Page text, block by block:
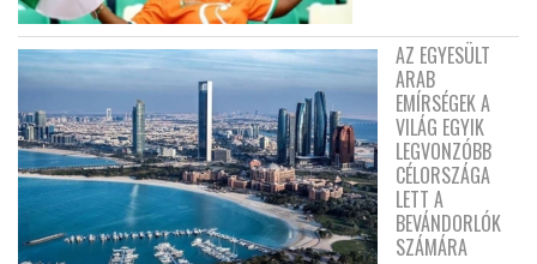
AZ EGYESÜLT
ARAB
EMÍRSÉGEK A
VILÁG EGYIK
LEGVONZÓBB
CÉLORSZÁGA
LETT A
BEVÁNDORLÓK
SZÁMÁRA